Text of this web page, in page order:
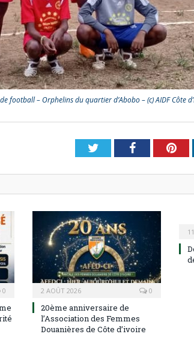
football – Orphelins du quartier d’Abobo – (c) AIDF Côte
TwitterFacebook
0 2 AOÛT 2026 0
20ème anniversaire de
l’Association des Femmes
Douanières de Côte d’ivoire